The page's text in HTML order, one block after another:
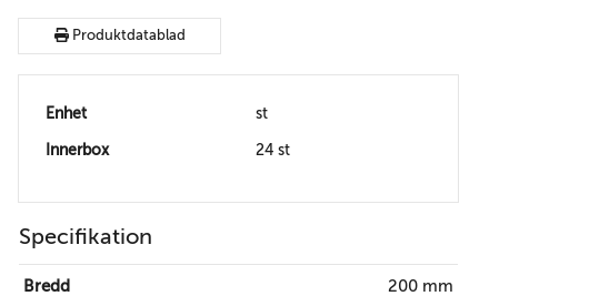
Produktdatablad
Enhet st
Innerbox 24 st
Specifikation
Bredd 200 mm